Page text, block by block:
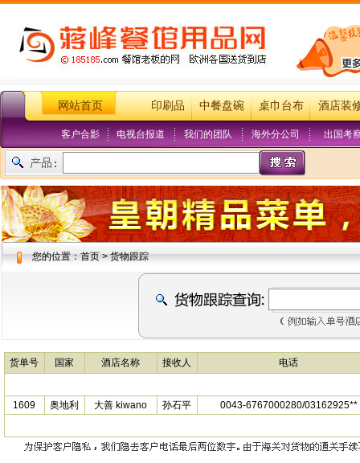
网站首页 印刷品 中餐盘碗 桌巾台布 酒店装
客户合影 电视台报道 我们的团队 海外分公司 出国考
您的位置：首页 > 货物跟踪
货单号 国家 酒店名称 接收人 电话
1609 奥地利 大善 kiwano 孙石平 0043-6767000280/03162925**